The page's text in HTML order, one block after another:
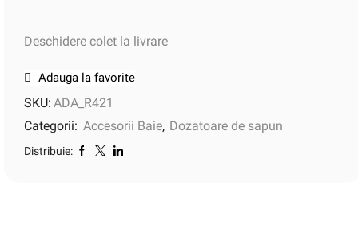
Deschidere colet la livrare
Adauga la favorite
SKU: ADA_R421
Categorii: Accesorii Baie, Dozatoare de sapun
Distribuie: